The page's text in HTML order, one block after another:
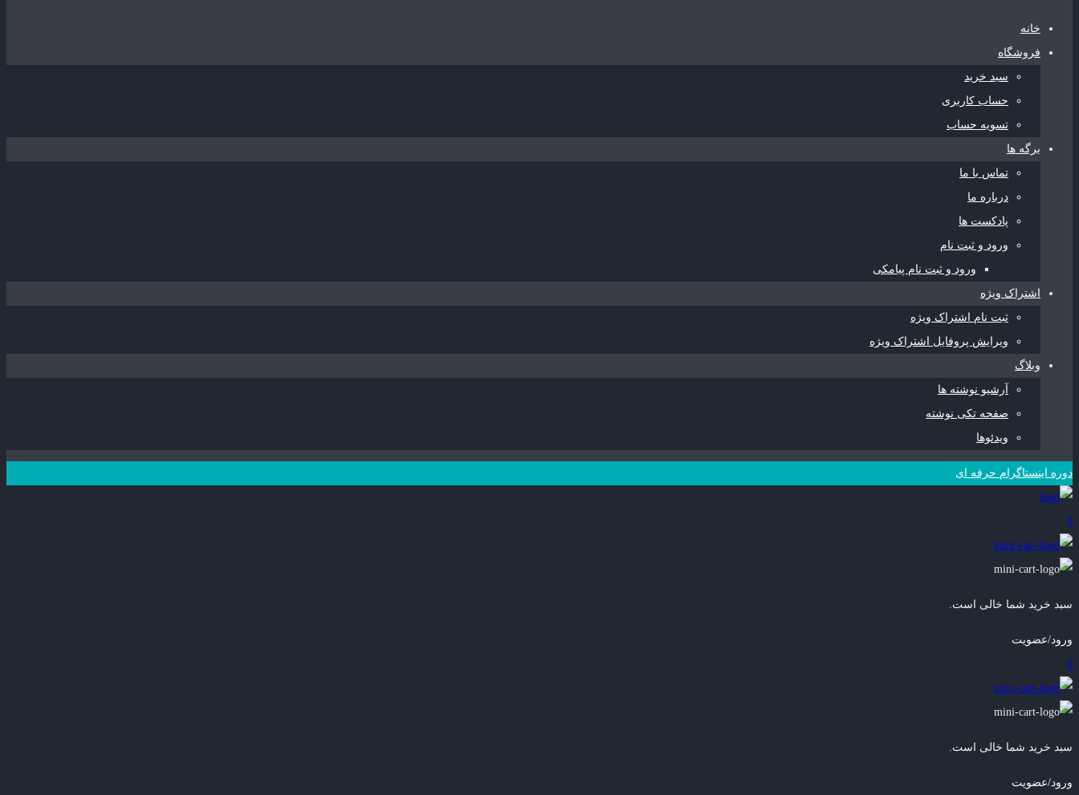
خانه
فروشگاه
سبد خرید
حساب کاربری
تسویه حساب
برگه ها
تماس با ما
درباره ما
پادکست ها
ورود و ثبت نام
ورود و ثبت نام پیامکی
اشتراک ویژه
ثبت نام اشتراک ویژه
ویرایش پروفایل اشتراک ویژه
وبلاگ
آرشیو نوشته ها
صفحه تکی نوشته
ویدئوها
دوره اینستاگرام حرفه ای
0
سبد خرید شما خالی است.
ورود/عضویت
0
سبد خرید شما خالی است.
ورود/عضویت